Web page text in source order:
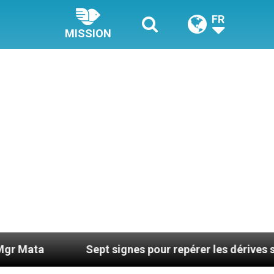
MISSION
FR
Sept signes pour repérer les dérives sectaires